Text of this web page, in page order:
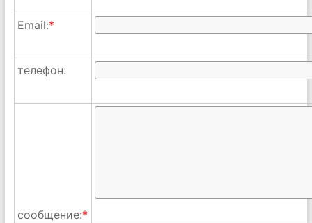
Email:*
телефон:
сообщение:*